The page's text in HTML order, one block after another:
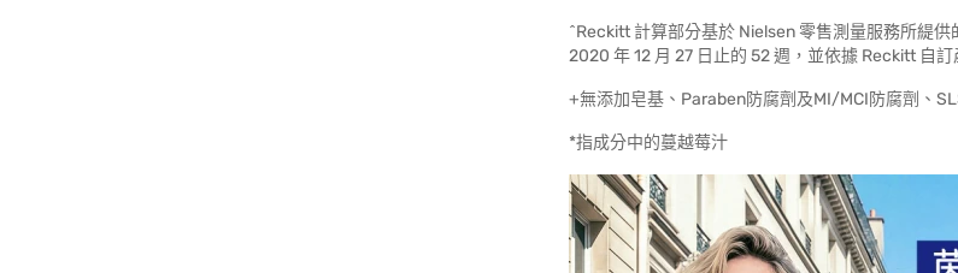
^Reckitt 計算部分基於 Nielsen 零售測量服務所緹
2020 年 12 月 27 日止的 52 週，並依據 Reckitt 自
+無添加皂基、Paraben防腐劑及MI/MCI防腐劑、
*指成分中的蔓越莓汁